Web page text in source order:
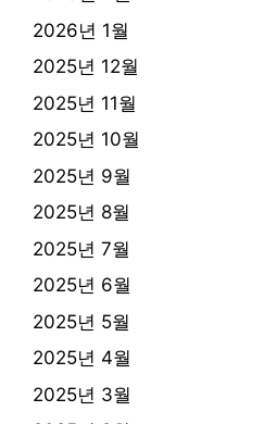
2026년 1월
2025년 12월
2025년 11월
2025년 10월
2025년 9월
2025년 8월
2025년 7월
2025년 6월
2025년 5월
2025년 4월
2025년 3월